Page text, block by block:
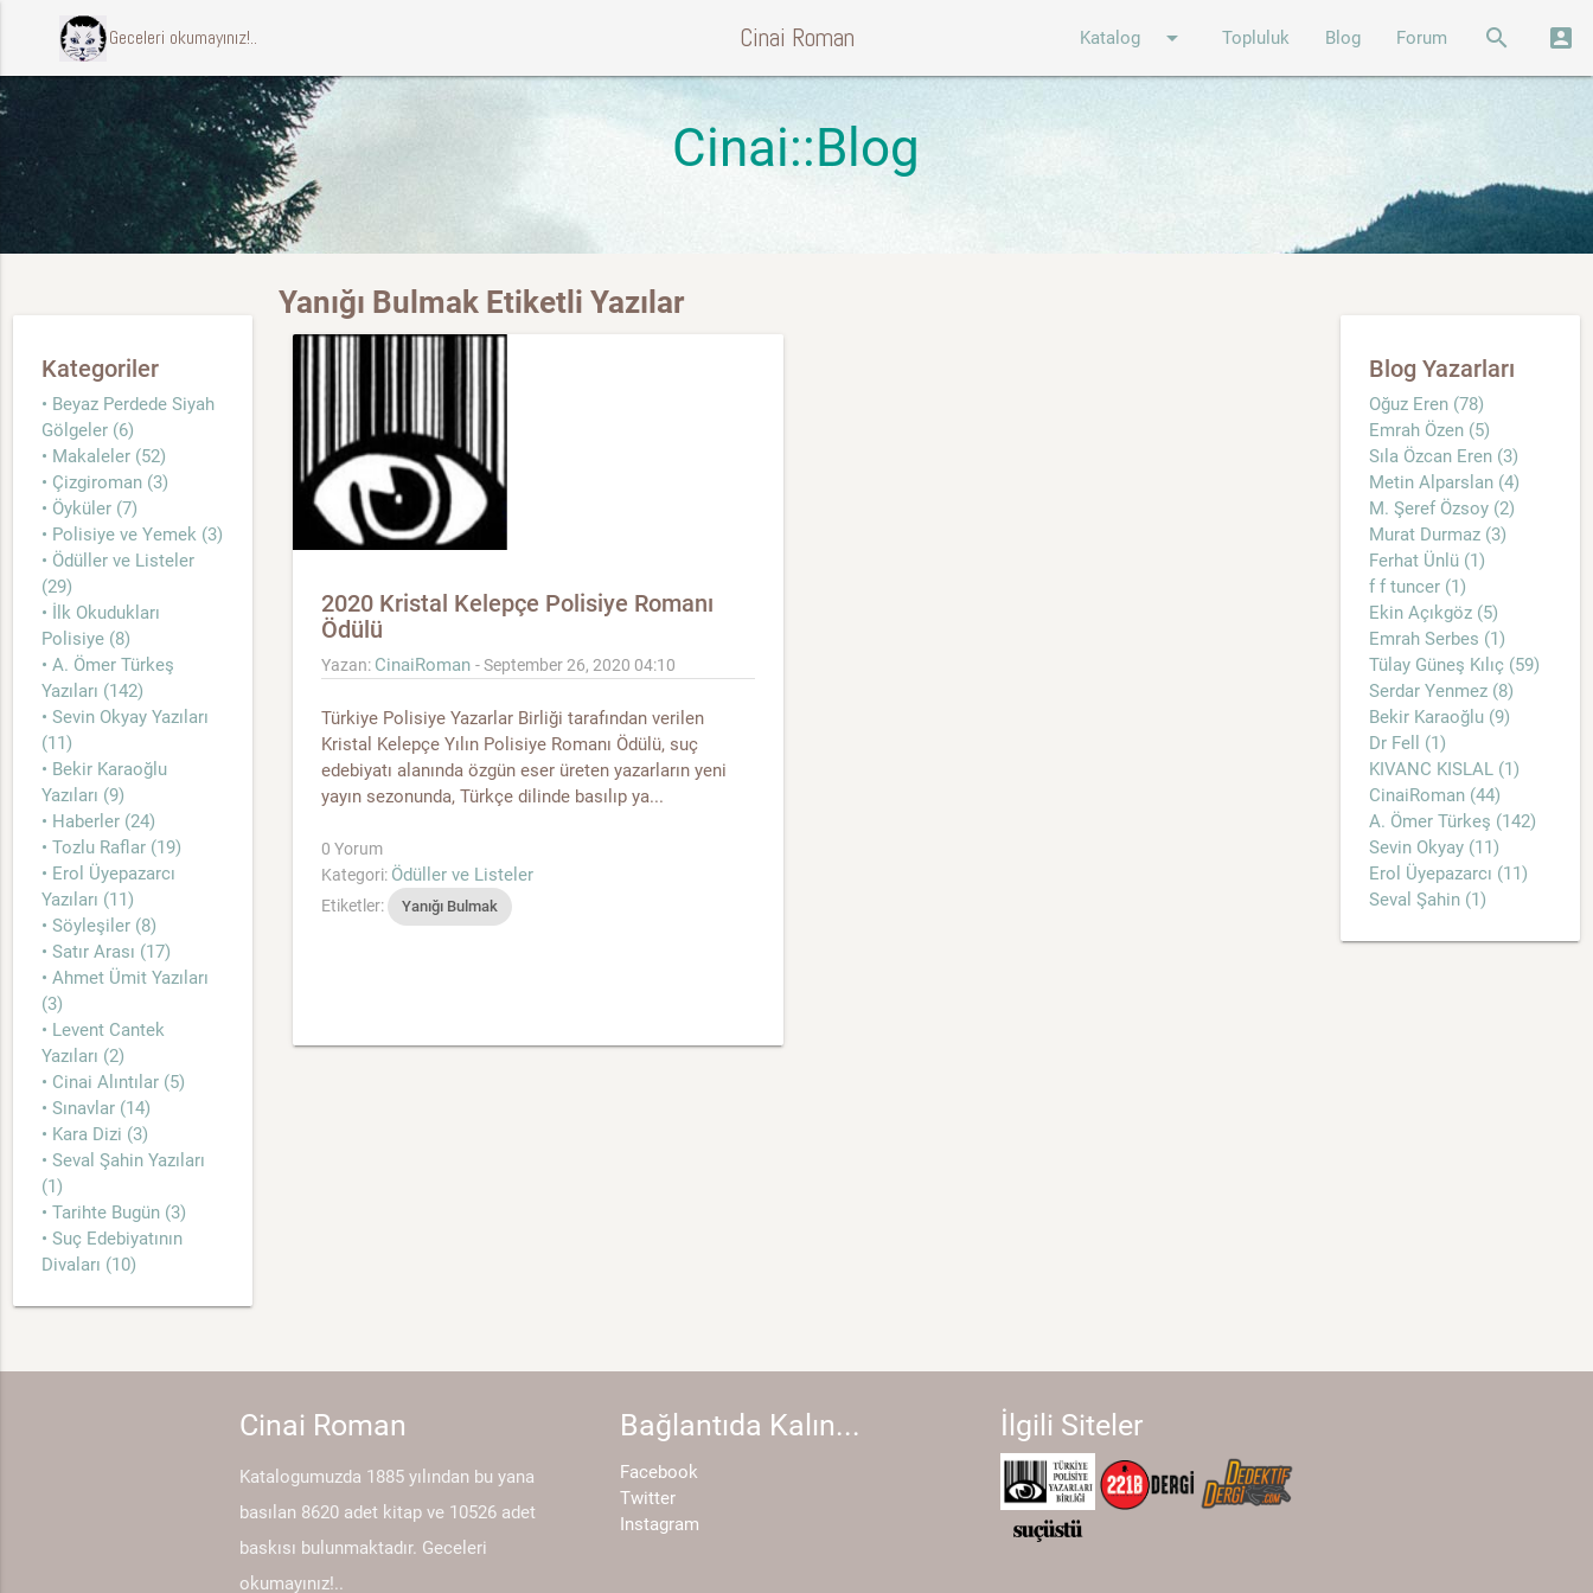
ccccci Geceleri okumayınız!.. Cinai Roman Katalog arrow_drop_down Topluluk Blog Forum search account_box
Cinai::Blog
Kategoriler
• Beyaz Perdede Siyah
Gölgeler (6)
• Makaleler (52)
• Çizgiroman (3)
• Öyküler (7)
• Polisiye ve Yemek (3)
• Ödüller ve Listeler
(29)
• İlk Okudukları
Polisiye (8)
• A. Ömer Türkeş
Yazıları (142)
• Sevin Okyay Yazıları
(11)
• Bekir Karaoğlu
Yazıları (9)
• Haberler (24)
• Tozlu Raflar (19)
• Erol Üyepazarcı
Yazıları (11)
• Söyleşiler (8)
• Satır Arası (17)
• Ahmet Ümit Yazıları
(3)
• Levent Cantek
Yazıları (2)
• Cinai Alıntılar (5)
• Sınavlar (14)
• Kara Dizi (3)
• Seval Şahin Yazıları
(1)
• Tarihte Bugün (3)
• Suç Edebiyatının
Divaları (10)
Yanığı Bulmak Etiketli Yazılar
2020 Kristal Kelepçe Polisiye Romanı
Ödülü
Yazan: CinaiRoman - September 26, 2020 04:10
Türkiye Polisiye Yazarlar Birliği tarafından verilen
Kristal Kelepçe Yılın Polisiye Romanı Ödülü, suç
edebiyatı alanında özgün eser üreten yazarların yeni
yayın sezonunda, Türkçe dilinde basılıp ya...
0 Yorum
Kategori: Ödüller ve Listeler
Etiketler: Yanığı Bulmak
Blog Yazarları
Oğuz Eren (78)
Emrah Özen (5)
Sıla Özcan Eren (3)
Metin Alparslan (4)
M. Şeref Özsoy (2)
Murat Durmaz (3)
Ferhat Ünlü (1)
f f tuncer (1)
Ekin Açıkgöz (5)
Emrah Serbes (1)
Tülay Güneş Kılıç (59)
Serdar Yenmez (8)
Bekir Karaoğlu (9)
Dr Fell (1)
KIVANC KISLAL (1)
CinaiRoman (44)
A. Ömer Türkeş (142)
Sevin Okyay (11)
Erol Üyepazarcı (11)
Seval Şahin (1)
Cinai Roman
Katalogumuzda 1885 yılından bu yana
basılan 8620 adet kitap ve 10526 adet
baskısı bulunmaktadır. Geceleri
okumayınız!..
Bağlantıda Kalın...
Facebook
Twitter
Instagram
İlgili Siteler